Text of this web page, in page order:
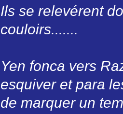
Ils se relevérent
couloirs.......
Yen fonca vers
esquiver et para
de marquer un